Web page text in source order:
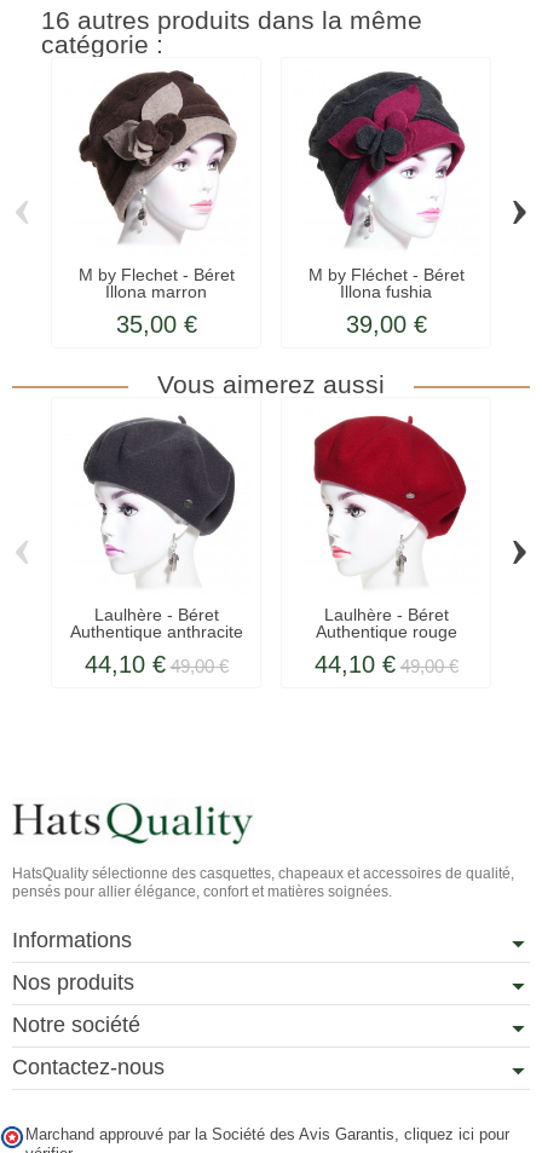
16 autres produits dans la même
catégorie :
M by Flechet - Béret
Illona marron
35,00 €
M by Fléchet - Béret
Illona fushia
39,00 €
‹ ›
Vous aimerez aussi
Laulhère - Béret
Authentique anthracite
44,10 € 49,00 €
Laulhère - Béret
Authentique rouge
44,10 € 49,00 €
‹ ›
HatsQuality sélectionne des casquettes, chapeaux et accessoires de qualité,
pensés pour allier élégance, confort et matières soignées.
Informations
Nos produits
Notre société
Contactez-nous
Marchand approuvé par la Société des Avis Garantis, cliquez ici pour